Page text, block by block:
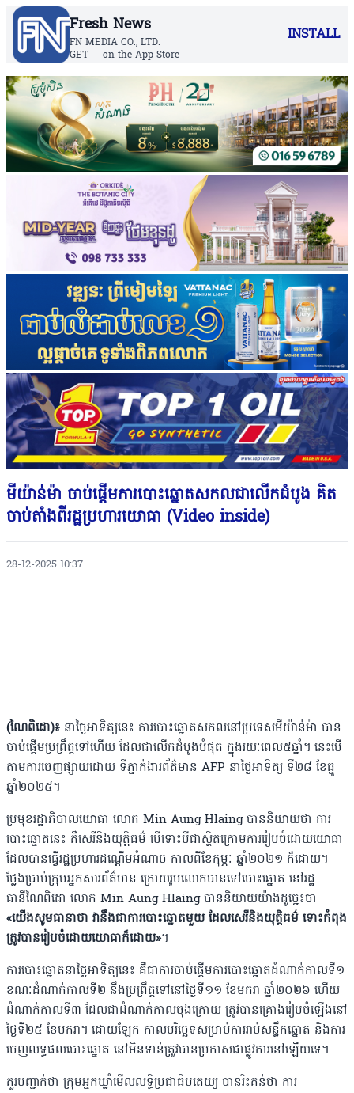
Fresh News
FN MEDIA CO., LTD.
GET -- on the App Store
INSTALL
មីយ៉ាន់ម៉ា ចាប់ផ្តើមការបោះឆ្នោតសកលជាលើកដំបូង គិត
ចាប់តាំងពីរដ្ឋប្រហារយោធា (Video inside)
28-12-2025 10:37
(ណៃពិដោ)៖ នាថ្ងៃអាទិត្យនេះ ការបោះឆ្នោតសកលនៅប្រទេសមីយ៉ាន់ម៉ា បាន
ចាប់ផ្តើមប្រព្រឹត្តទៅហើយ ដែលជាលើកដំបូងបំផុត ក្នុងរយៈពេល៥ឆ្នាំ។ នេះបើ
តាមការចេញផ្សាយដោយ ទីភ្នាក់ងារព័ត៌មាន AFP នាថ្ងៃអាទិត្យ ទី២៨ ខែធ្នូ
ឆ្នាំ២០២៥។
ប្រមុខរដ្ឋាភិបាលយោធា លោក Min Aung Hlaing បាននិយាយថា ការ
បោះឆ្នោតនេះ គឺសេរីនិងយុត្តិធម៌ បើទោះបីជាស្ថិតក្រោម​ការរៀបចំដោយយោធា
ដែលបានធ្វើរដ្ឋប្រហារដណ្តើមអំណាច កាលពីខែកុម្ភៈ ឆ្នាំ២០២១ ក៏ដោយ។
ថ្លែងប្រាប់ក្រុមអ្នកសារព័ត៌មាន ក្រោយរូបលោកបានទៅបោះឆ្នោត នៅរដ្ឋ
ធានីណៃពិដោ លោក Min Aung Hlaing បាននិយាយយ៉ាងដូច្នេះថា
«យើងសូមធានាថា វានឹងជាការបោះឆ្នោតមួយ ដែលសេរីនិងយុត្តិធម៌ ទោះកំពុង
ត្រូវបានរៀបចំដោយយោធាក៏ដោយ»។
ការបោះឆ្នោតនាថ្ងៃអាទិត្យនេះ គឺជាការចាប់ផ្តើមការបោះឆ្នោតដំណាក់កាលទី១
ខណៈដំណាក់កាលទី២ នឹងប្រព្រឹត្តទៅនៅថ្ងៃទី១១ ខែមករា ឆ្នាំ២០២៦ ហើយ
ដំណាក់កាលទី៣ ដែលជាដំណាក់កាលចុងក្រោយ ត្រូវបានគ្រោងរៀបចំឡើងនៅ
ថ្ងៃទី២៥ ខែមករា។ ដោយឡែក កាលបរិច្ឆេទសម្រាប់ការរាប់សន្លឹកឆ្នោត និងការ
ចេញលទ្ធផលបោះឆ្នោត នៅមិនទាន់​ត្រូវបានប្រកាសជាផ្លូវការនៅឡើយទេ។
គួរបញ្ជាក់ថា ក្រុមអ្នកឃ្លាំមើលលទ្ធិប្រជាធិបតេយ្យ បានរិះគន់ថា ការ